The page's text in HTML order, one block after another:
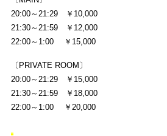
20:00～21:29 ￥10,000
21:30～21:59 ￥12,000
22:00～1:00 ￥15,000
〔PRIVATE ROOM〕
20:00～21:29 ￥15,000
21:30～21:59 ￥18,000
22:00～1:00 ￥20,000